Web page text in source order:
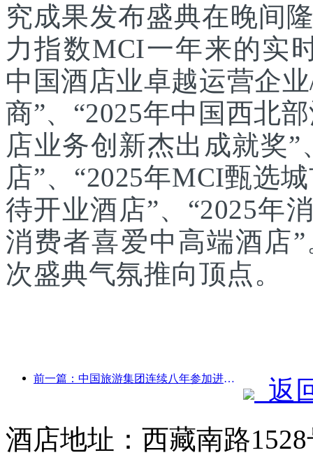
究成果发布盛典在晚间
力指数MCI一年来的实
中国酒店业卓越运营企
商”、“2025年中国西北
店业务创新杰出成就奖
店”、“2025年MCI甄选
待开业酒店”、“2025年
消费者喜爱中高端酒店
次盛典气氛推向顶点。
前一篇：中国旅游集团连续八年参加进博会，集中签约超10亿美元
返
酒店地址：西藏南路